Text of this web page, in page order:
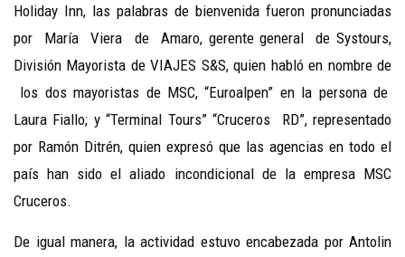
Holiday Inn, las palabras de bienvenida fueron pronunciadas
por María Viera de Amaro, gerente general de Systours,
División Mayorista de VIAJES S&S, quien habló en nombre de
los dos mayoristas de MSC, “Euroalpen” en la persona de
Laura Fiallo; y “Terminal Tours” “Cruceros RD”, representado
por Ramón Ditrén, quien expresó que las agencias en todo el
país han sido el aliado incondicional de la empresa MSC
Cruceros.
De igual manera, la actividad estuvo encabezada por Antolin